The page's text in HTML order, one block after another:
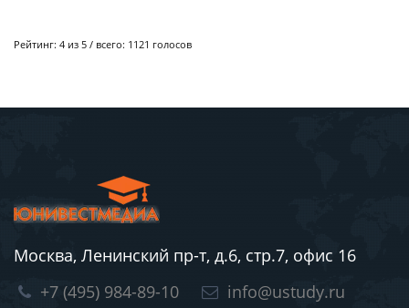
Рейтинг: 4 из 5 / всего: 1121 голосов
Москва, Ленинский пр-т, д.6, стр.7, офис 16
+7 (495) 984-89-10
info@ustudy.ru